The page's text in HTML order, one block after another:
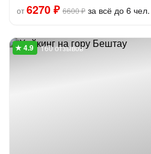
от6270 ₽ 6600 ₽ за всё до 6 чел.
160 отзывов